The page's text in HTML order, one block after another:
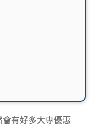
有好多大專優惠